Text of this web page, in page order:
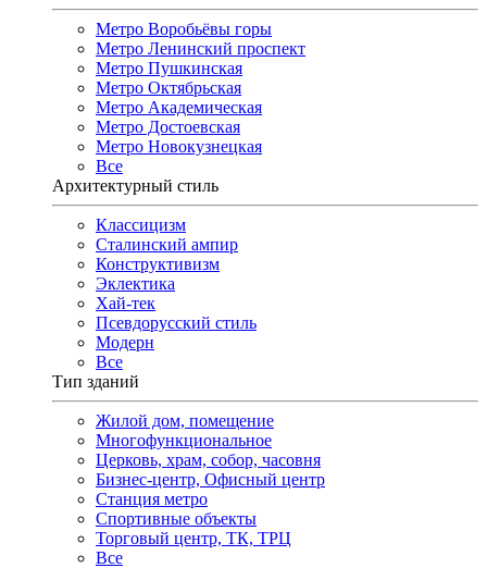
Метро Воробьёвы горы
Метро Ленинский проспект
Метро Пушкинская
Метро Октябрьская
Метро Академическая
Метро Достоевская
Метро Новокузнецкая
Все
Архитектурный стиль
Классицизм
Сталинский ампир
Конструктивизм
Эклектика
Хай-тек
Псевдорусский стиль
Модерн
Все
Тип зданий
Жилой дом, помещение
Многофункциональное
Церковь, храм, собор, часовня
Бизнес-центр, Офисный центр
Станция метро
Спортивные объекты
Торговый центр, ТК, ТРЦ
Все